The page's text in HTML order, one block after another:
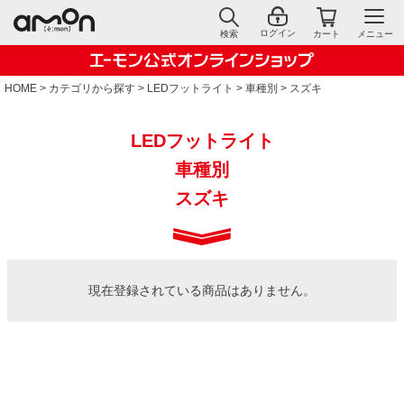
検索 ログイン カート メニュー
HOME カテゴリから探す LEDフットライト 車種別 スズキ
LEDフットライト
車種別
スズキ
現在登録されている商品はありません。